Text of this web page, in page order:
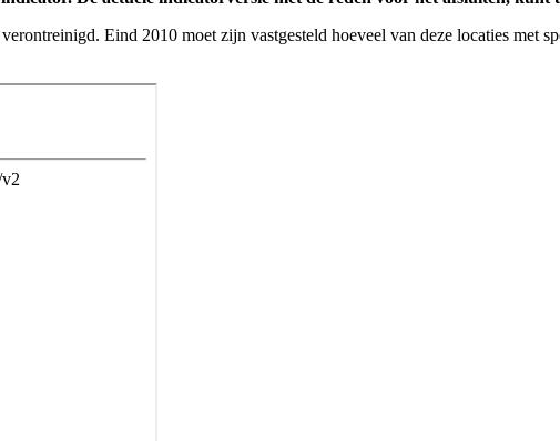
Eind 2010 moet zijn vastgesteld hoeveel van deze locaties met